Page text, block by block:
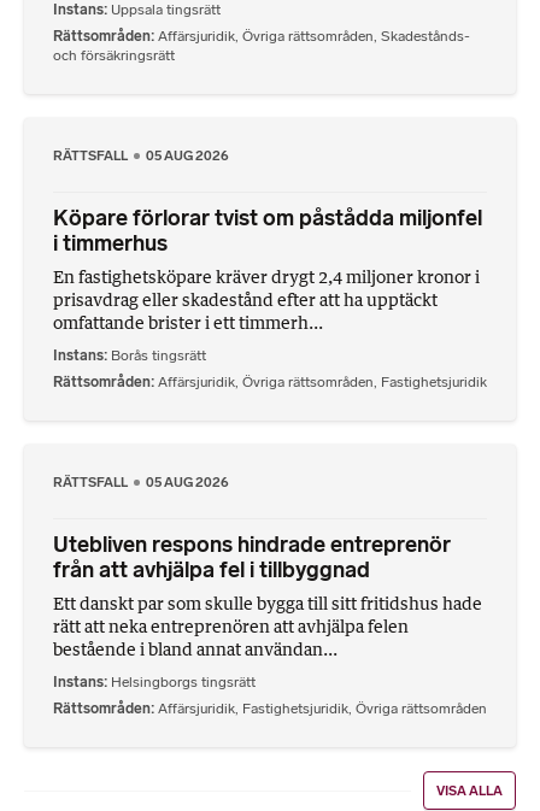
Instans Uppsala tingsrätt
Rättsområden Affärsjuridik, Övriga rättsområden, Skadestånds-
och försäkringsrätt
RÄTTSFALL 05 AUG 2026
Köpare förlorar tvist om påstådda miljonfel
i timmerhus
En fastighetsköpare kräver drygt 2,4 miljoner kronor i
prisavdrag eller skadestånd efter att ha upptäckt
omfattande brister i ett timmerh...
Instans Borås tingsrätt
Rättsområden Affärsjuridik, Övriga rättsområden, Fastighetsjuridik
RÄTTSFALL 05 AUG 2026
Utebliven respons hindrade entreprenör
från att avhjälpa fel i tillbyggnad
Ett danskt par som skulle bygga till sitt fritidshus hade
rätt att neka entreprenören att avhjälpa felen
bestående i bland annat användan...
Instans Helsingborgs tingsrätt
Rättsområden Affärsjuridik Fastighetsjuridik Övriga rättsområden
VISA ALLA